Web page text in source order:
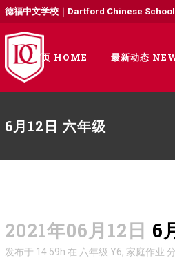
德福中文学校｜Dartford Chinese School
首页 HOME 最新动态
6月12日 六年级
2021年06月12日 6
发布于 14:59h 在 六年级 Y6, 家庭作业